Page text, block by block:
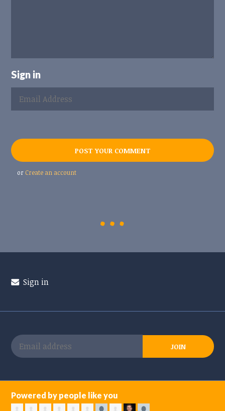
Sign in
or Create an account
Sign in
Powered by people like you